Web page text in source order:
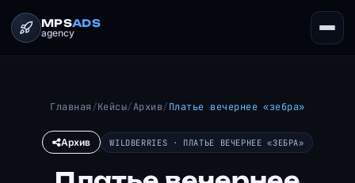
MPSADS
agency
Главная/Кейсы/Архив/Платье вечернее «зебра»
Архив WILDBERRIES · ПЛАТЬЕ ВЕЧЕРНЕЕ «ЗЕБРА»